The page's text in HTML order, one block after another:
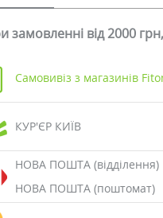
замовленні від 2000
Самовивіз з магазинів
КУР'ЄР КИЇВ
НОВА ПОШТА (відділення)
НОВА ПОШТА (поштомат)